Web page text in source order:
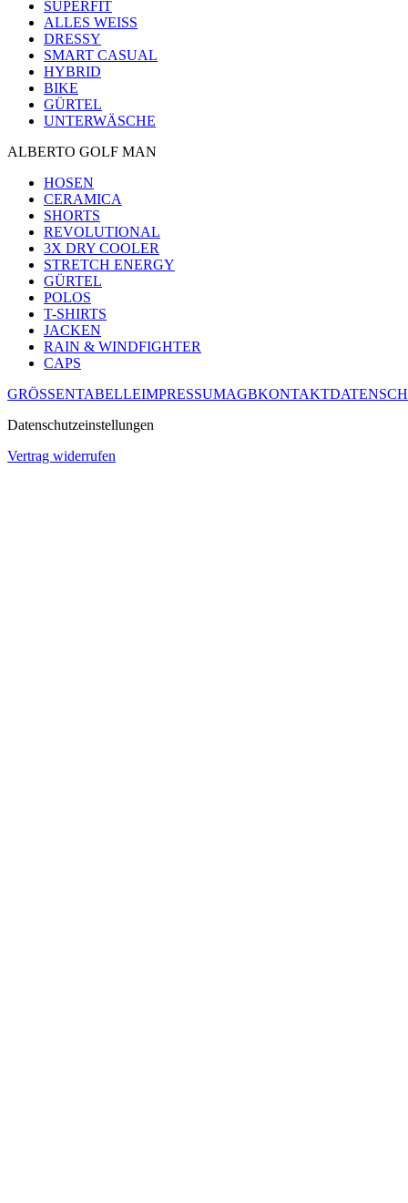
SUPERFIT
ALLES WEISS
DRESSY
SMART CASUAL
HYBRID
BIKE
GÜRTEL
UNTERWÄSCHE
ALBERTO GOLF MAN
HOSEN
CERAMICA
SHORTS
REVOLUTIONAL
3X DRY COOLER
STRETCH ENERGY
GÜRTEL
POLOS
T-SHIRTS
JACKEN
RAIN & WINDFIGHTER
CAPS
GRÖSSENTABELLEIMPRESSUMAGBKONTAKT
Datenschutzeinstellungen
Vertrag widerrufen